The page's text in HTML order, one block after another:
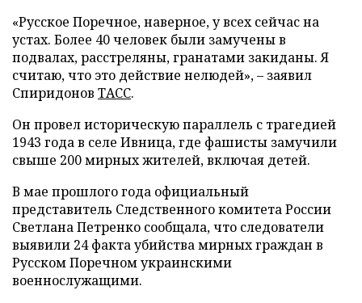
«Русское Поречное, наверное, у всех сейчас на
устах. Более 40 человек были замучены в
подвалах, расстреляны, гранатами закиданы. Я
считаю, что это действие нелюдей», – заявил
Спиридонов ТАСС.
Он провел историческую параллель с трагедией
1943 года в селе Ивница, где фашисты замучили
свыше 200 мирных жителей, включая детей.
В мае прошлого года официальный
представитель Следственного комитета России
Светлана Петренко сообщала, что следователи
выявили 24 факта убийства мирных граждан в
Русском Поречном украинскими
военнослужащими.